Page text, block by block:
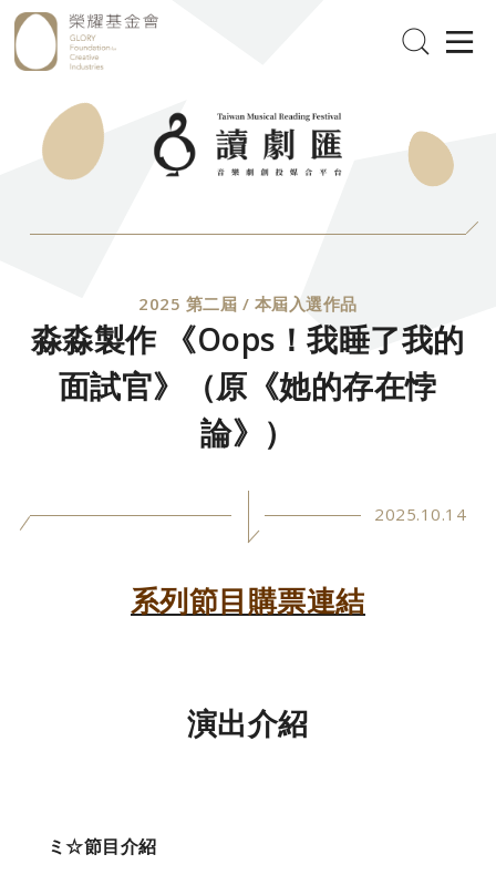
2025.10.14
2025 第二屆 / 本屆入選作品
淼淼製作 《Oops！我睡了我的
面試官》（原《她的存在悖
論》）
系列節目購票連結
演出介紹
ミ☆節目介紹